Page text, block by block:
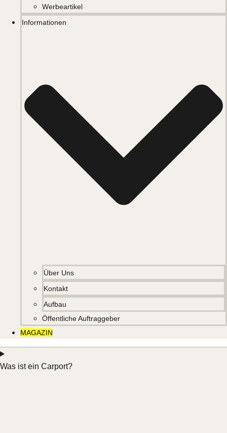
Werbeartikel
Informationen
Über Uns
Kontakt
Aufbau
Öffentliche Auftraggeber
MAGAZIN
Was ist ein Carport?